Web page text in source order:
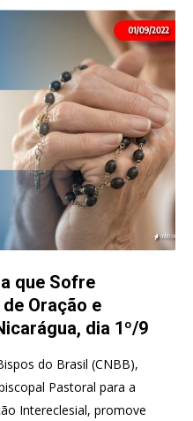
que Sofre
Oração e
dia 1º/9
do Brasil (CNBB),
Pastoral para a
Intereclesial, promove